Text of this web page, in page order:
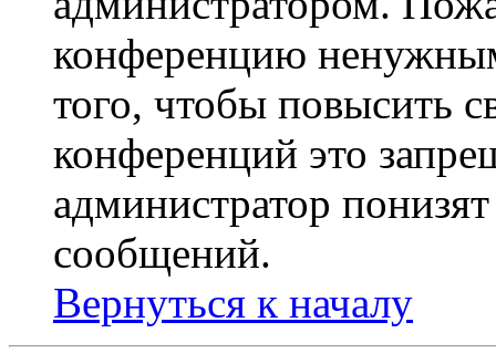
конференцию
того, чтобы повысить
конференций это
администратор
сообщений.
Вернуться к началу